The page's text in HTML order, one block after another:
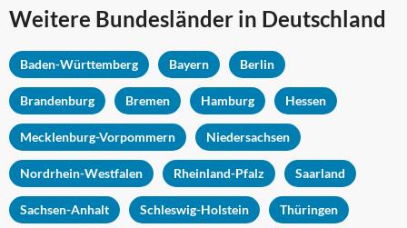
Weitere Bundesländer in Deutschland
Baden-Württemberg Bayern Berlin
Brandenburg Bremen Hamburg Hessen
Mecklenburg-Vorpommern Niedersachsen
Nordrhein-Westfalen Rheinland-Pfalz Saarland
Sachsen-Anhalt Schleswig-Holstein Thüringen